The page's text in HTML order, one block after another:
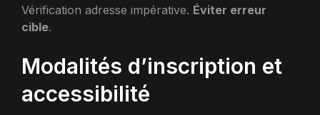
Vérification adresse impérative. Éviter erreur
cible.
Modalités d’inscription et
accessibilité